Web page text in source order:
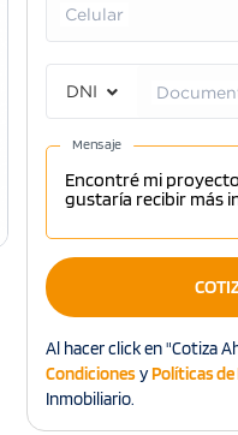
Celular
DNI
Mensaje
Al hacer click en "Cotiza
CondicionesyPolíticas
Inmobiliario.